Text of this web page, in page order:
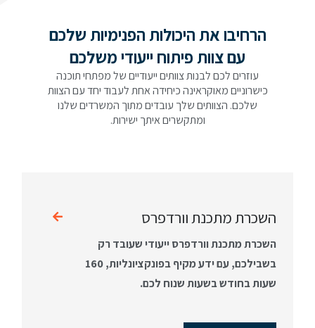
הרחיבו את היכולות הפנימיות שלכם
עם צוות פיתוח ייעודי משלכם
עוזרים לכם לבנות צוותים ייעודיים של מפתחי תוכנה
כישרוניים מאוקראינה כיחידה אחת לעבוד יחד עם הצוות
שלכם. הצוותים שלך עובדים מתוך המשרדים שלנו
ומתקשרים איתך ישירות.
השכרת מתכנת וורדפרס
השכרת מתכנת וורדפרס ייעודי שעובד רק
בשבילכם, עם ידע מקיף בפונקציונליות, 160
שעות בחודש בשעות שנוח לכם.